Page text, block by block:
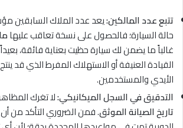
تتبع عدد المالكين:يعد عدد الملاك السابقين
حالة السيارة؛ فالحصول على نسخة تعاقب عليها
غالباً ما يضمن لك سيارة حظيت بعناية فائقة،
القيادة العنيفة أو الاستهلاك المفرط الذي قد
الأيدي والمستخدمين.
التدقيق في السجل الميكانيكي:لا تغرك
تاريخ الصيانة الموثق. فمن الضروري التأكد من